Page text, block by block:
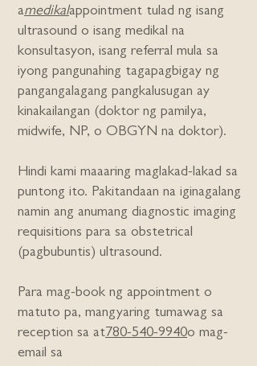
amedikalappointment tulad ng isang
ultrasound o isang medikal na
konsultasyon, isang referral mula sa
iyong pangunahing tagapagbigay ng
pangangalagang pangkalusugan ay
kinakailangan (doktor ng pamilya,
midwife, NP, o OBGYN na doktor).
Hindi kami maaaring maglakad-lakad sa
puntong ito. Pakitandaan na iginagalang
namin ang anumang diagnostic imaging
requisitions para sa obstetrical
(pagbubuntis) ultrasound.
Para mag-book ng appointment o
matuto pa, mangyaring tumawag sa
reception sa at780-540-9940o mag-
email sa